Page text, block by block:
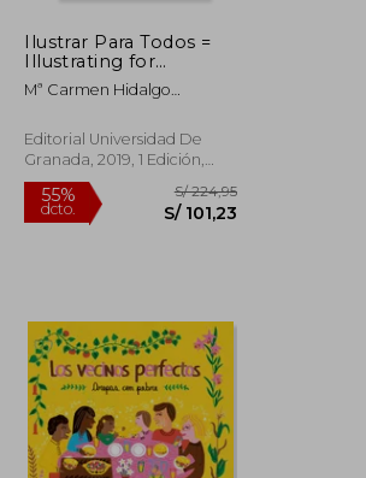
S/ 91,53
Ilustrar Para Todos =
Illustrating for
Everyone (Bellas
Artes)
Mª Carmen Hidalgo
Editorial Universidad De
Granada, 2019, 1 Edición,
Tapa Blanda, Nuevo
dcto.